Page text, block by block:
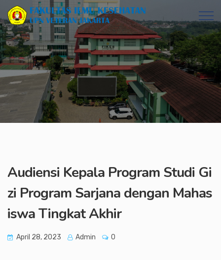
Audiensi Kepala Program Studi Gi
zi Program Sarjana dengan Mahas
iswa Tingkat Akhir
April 28, 2023 Admin 0